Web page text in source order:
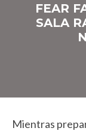
FEAR
SALA
Mientras